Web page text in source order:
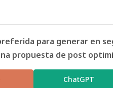
para generar en
propuesta de post
ChatGPT